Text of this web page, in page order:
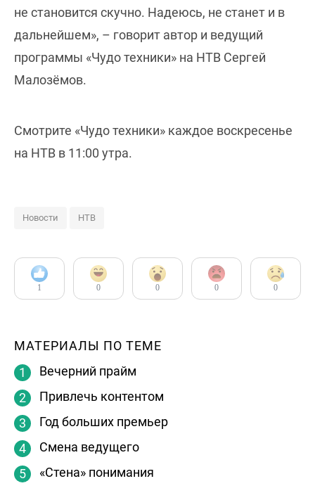
не становится скучно. Надеюсь, не станет и в
дальнейшем», – говорит автор и ведущий
программы «Чудо техники» на НТВ Сергей
Малозёмов.
Смотрите «Чудо техники» каждое воскресенье
на НТВ в 11:00 утра.
Новости НТВ
1 0 0 0 0
МАТЕРИАЛЫ ПО ТЕМЕ
Вечерний прайм
Привлечь контентом
Год больших премьер
Смена ведущего
«Стена» понимания